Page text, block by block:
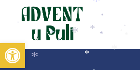
Open toolbar
*
*
*
*
*
*
*
*
*
* *
*
*